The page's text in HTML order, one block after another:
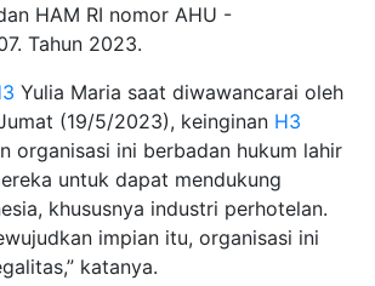
HAM RI nomor AHU -
Tahun 2023.
Yulia Maria saat diwawancarai oleh
(19/5/2023), keinginan H3
organisasi ini berbadan hukum lahir
untuk dapat mendukung
khususnya industri perhotelan.
impian itu, organisasi ini
katanya.